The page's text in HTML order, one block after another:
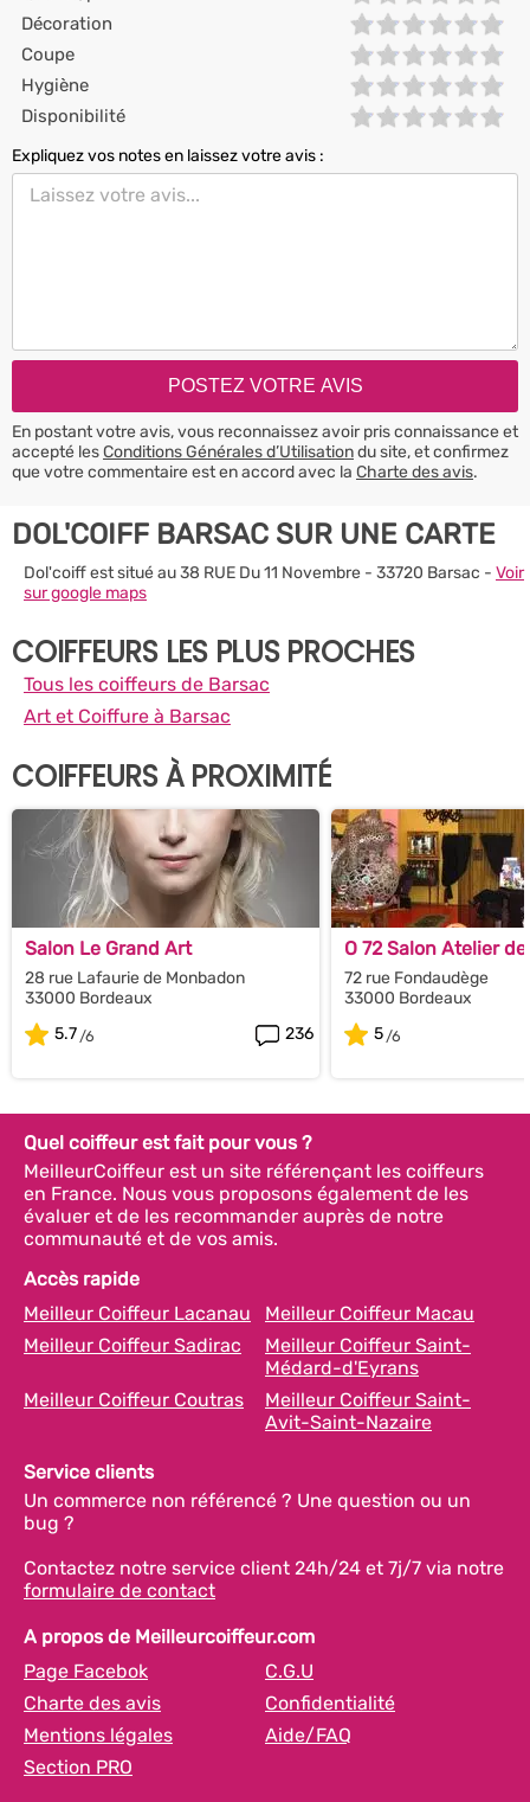
Décoration
Coupe
Hygiène
Disponibilité
Expliquez vos notes en laissez votre avis :
En postant votre avis, vous reconnaissez avoir pris connaissance et
accepté lesConditions Générales d’Utilisationdu site, et confirmez
que votre commentaire est en accord avec la Charte des avis.
DOL'COIFF BARSAC SUR UNE CARTE
Dol'coiff est situé au 38 RUE Du 11 Novembre - 33720 Barsac - Voir
sur google maps
COIFFEURS LES PLUS PROCHES
Tous les coiffeurs de Barsac
Art et Coiffure à Barsac
COIFFEURS À PROXIMITÉ
Salon Le Grand Art
28 rue Lafaurie de Monbadon
33000 Bordeaux
5.7
236
O 72 Salon Atelier
72 rue Fondaudège
33000 Bordeaux
5
Quel coiffeur est fait pour vous ?
MeilleurCoiffeur est un site référençant les coiffeurs
en France. Nous vous proposons également de les
évaluer et de les recommander auprès de notre
communauté et de vos amis.
Accès rapide
Meilleur Coiffeur Lacanau
Meilleur Coiffeur Macau
Meilleur Coiffeur Sadirac
Meilleur Coiffeur Saint-
Médard-d'Eyrans
Meilleur Coiffeur Coutras
Meilleur Coiffeur Saint-
Avit-Saint-Nazaire
Service clients
Un commerce non référencé ? Une question ou un
bug ?
Contactez notre service client 24h/24 et 7j/7 via notre
formulaire de contact
A propos de Meilleurcoiffeur.com
Page Facebok
C.G.U
Charte des avis
Confidentialité
Mentions légales
Aide/FAQ
Section PRO